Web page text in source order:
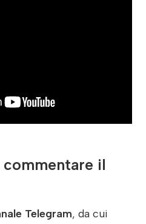
il
Telegram, da cui